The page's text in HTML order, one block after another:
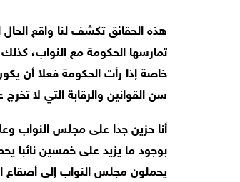
هذه الحقائق تكشف لنا واقع
تمارسها الحكومة مع النواب،
خاصة إذا رأت الحكومة فعلا أن
سن القوانين والرقابة التي لا
أنا حزين جدا على مجلس النواب
بوجود ما يزيد على خمسين نائبا
يحملون مجلس النواب إلى أصقاع